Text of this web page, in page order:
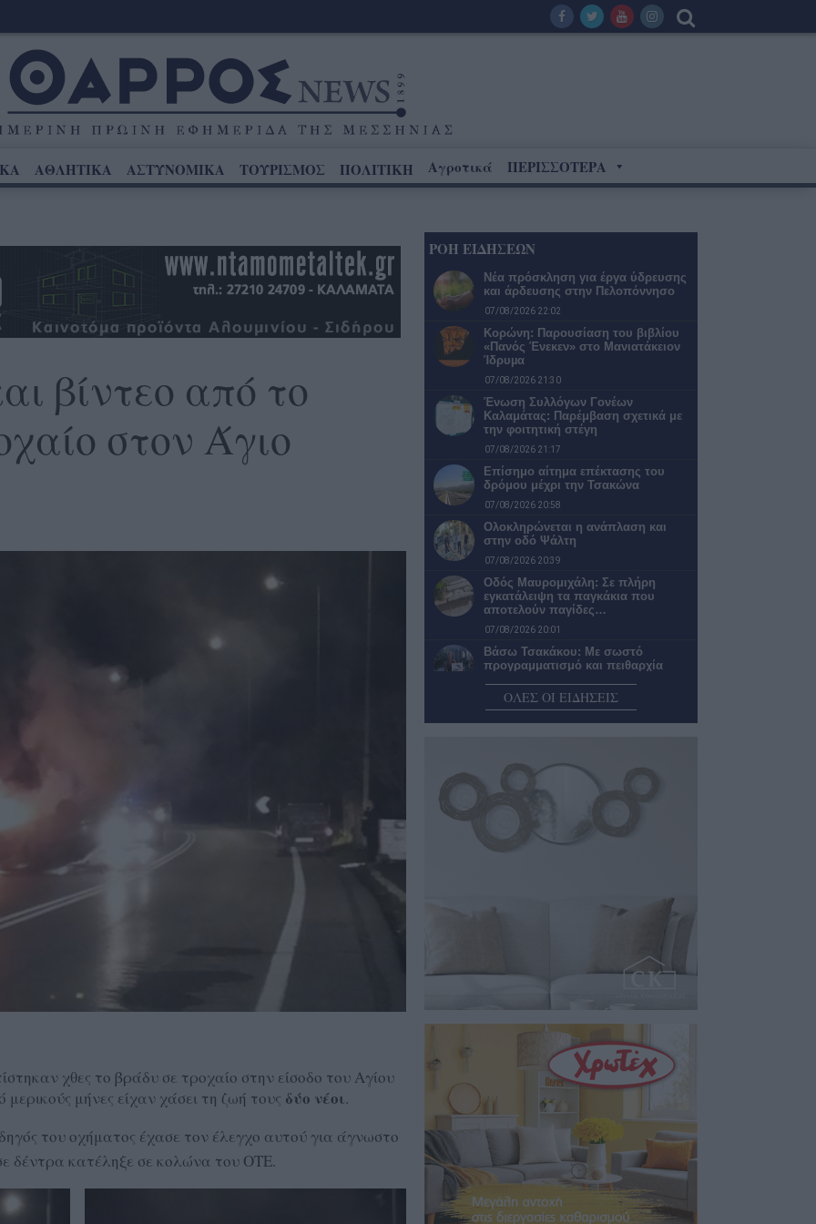
ΑΘΛΗΤΙΚΑ ΑΣΤΥΝΟΜΙΚΑ ΤΟΥΡΙΣΜΟΣ ΠΟΛΙΤΙΚΗ Αγροτικά ΠΕΡΙΣΣΟΤΕΡΑ
βίντεο από το
στον Άγιο
χθες το βράδυ σε τροχαίο στην είσοδο του Αγίου
μήνες είχαν χάσει τη ζωή τους δύο νέοι.
του οχήματος έχασε τον έλεγχο αυτού για άγνωστο
δέντρα κατέληξε σε κολώνα του ΟΤΕ.
ΡΟΗ ΕΙΔΗΣΕΩΝ
Νέα πρόσκληση για έργα ύδρευσης
και άρδευσης στην Πελοπόννησο
07/08/2026 22:02
Κορώνη: Παρουσίαση του βιβλίου
«Πανός Ένεκεν» στο Μανιατάκειον
Ίδρυµα
07/08/2026 21:30
Ένωση Συλλόγων Γονέων
Καλαμάτας: Παρέμβαση σχετικά με
την φοιτητική στέγη
07/08/2026 21:17
Επίσημο αίτημα επέκτασης του
δρόμου μέχρι την Τσακώνα
07/08/2026 20:58
Ολοκληρώνεται η ανάπλαση και
στην οδό Ψάλτη
07/08/2026 20:39
Οδός Μαυρομιχάλη: Σε πλήρη
εγκατάλειψη τα παγκάκια που
αποτελούν παγίδες…
07/08/2026 20:01
Βάσω Τσακάκου: Με σωστό
προγραμματισμό και πειθαρχία
07/08/2026 19:00
Καλαμάτα: Απαράδεκτη η εικόνα σε
07/08/2026 18:25
Λύσεις για προβλήματα ύδρευσης –
αποχέτευσης ανήγγειλε η πρόεδρος
07/08/2026 18:01
ΟΛΕΣ ΟΙ ΕΙΔΗΣΕΙΣ